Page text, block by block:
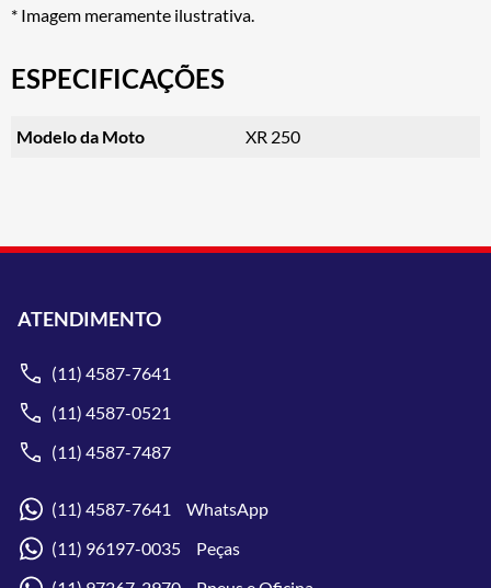
* Imagem meramente ilustrativa.
ESPECIFICAÇÕES
Modelo da Moto XR 250
ATENDIMENTO
(11) 4587-7641
(11) 4587-0521
(11) 4587-7487
(11) 4587-7641 WhatsApp
(11) 96197-0035 Peças